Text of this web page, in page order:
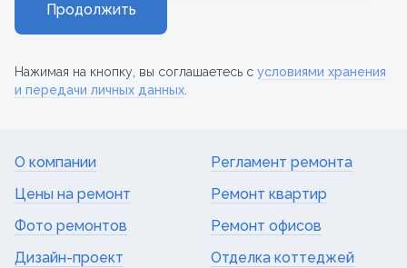
Продолжить
Нажимая на кнопку, вы соглашаетесь с условиями хранения
и передачи личных данных.
О компании
Цены на ремонт
Фото ремонтов
Дизайн-проект
Регламент ремонта
Ремонт квартир
Ремонт офисов
Отделка коттеджей